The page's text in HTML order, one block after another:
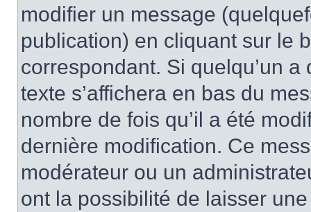
modifier un message
publication) en cliquant sur le
correspondant. Si quelqu’un
texte s’affichera en bas du
nombre de fois qu’il a été
dernière modification. Ce
modérateur ou un
ont la possibilité de laisser